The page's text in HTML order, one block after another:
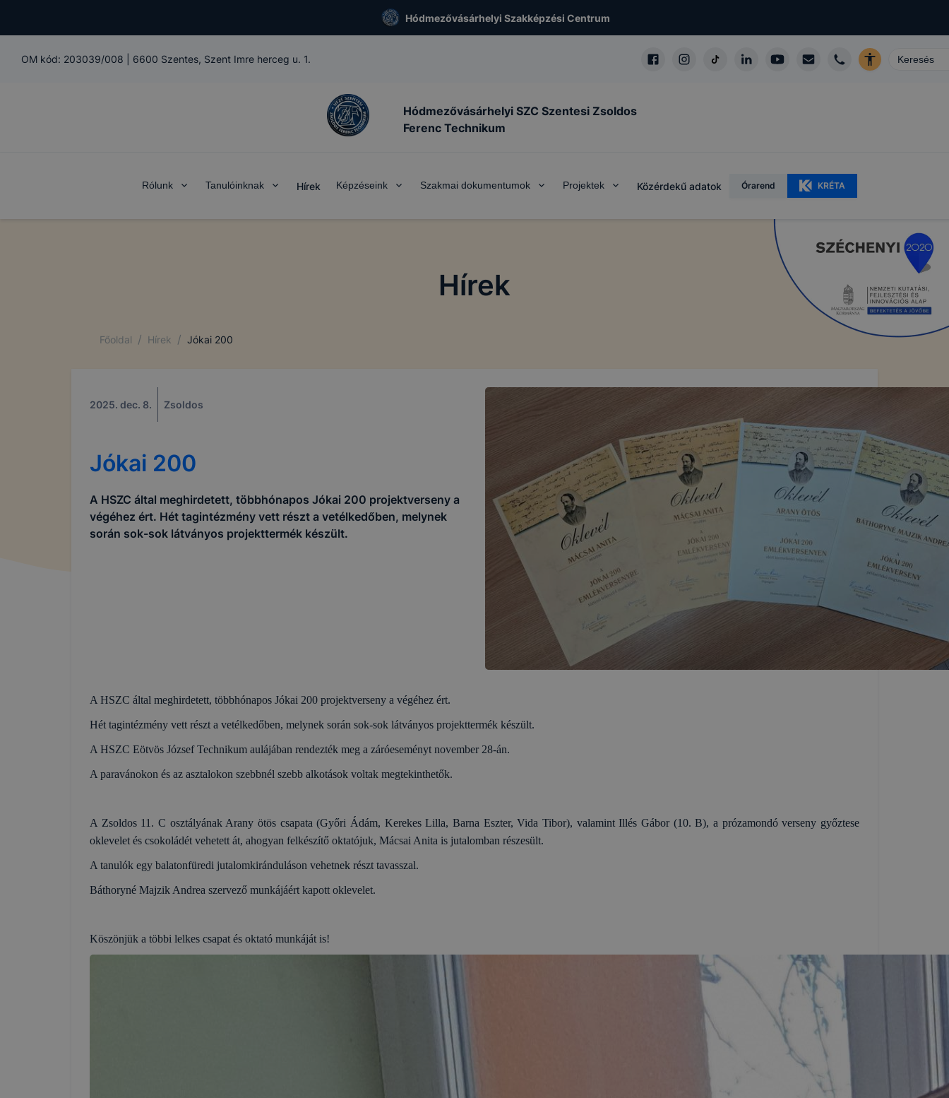
Hódmezővásárhelyi Szakképzési Centrum
OM kód: 203039/008 6600 Szentes, Szent Imre herceg u. 1.
Hódmezővásárhelyi SZC Szentesi Zsoldos
Ferenc Technikum
Rólunk Tanulóinknak Hírek Képzéseink Szakmai dokumentumok Projektek Közérdekű adatok Órarend KRÉTA
Hírek
Főoldal / Hírek / Jókai 200
2025. dec. 8. Zsoldos
Jókai 200
A HSZC által meghirdetett, többhónapos Jókai 200 projektverseny a
végéhez ért. Hét tagintézmény vett részt a vetélkedőben, melynek
során sok-sok látványos projekttermék készült.
A HSZC által meghirdetett, többhónapos Jókai 200 projektverseny a végéhez ért.
Hét tagintézmény vett részt a vetélkedőben, melynek során sok-sok látványos projekttermék készült.
A HSZC Eötvös József Technikum aulájában rendezték meg a záróeseményt november 28-án.
A paravánokon és az asztalokon szebbnél szebb alkotások voltak megtekinthetők.
A Zsoldos 11. C osztályának Arany ötös csapata (Győri Ádám, Kerekes Lilla, Barna Eszter, Vida Tibor), valamint Illés Gábor (10. B), a prózamondó verseny győztese
oklevelet és csokoládét vehetett át, ahogyan felkészítő oktatójuk, Mácsai Anita is jutalomban részesült.
A tanulók egy balatonfüredi jutalomkiránduláson vehetnek részt tavasszal.
Báthoryné Majzik Andrea szervező munkájáért kapott oklevelet.
Köszönjük a többi lelkes csapat és oktató munkáját is!